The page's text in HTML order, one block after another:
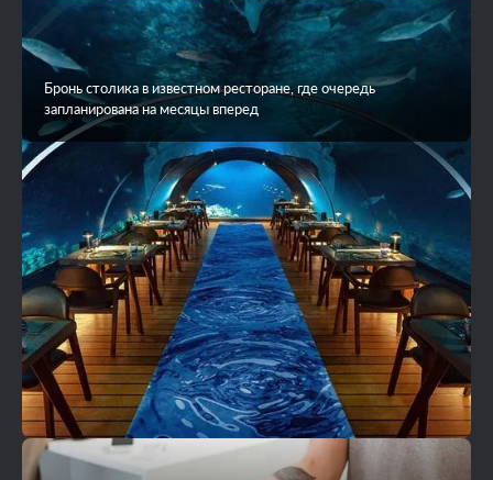
Бронь столика в известном ресторане, где очередь
запланирована на месяцы вперед